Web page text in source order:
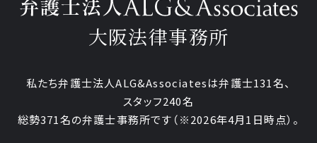
大阪法律事務所
私たち弁護士法人ALG&Associatesは弁護士131名、
スタッフ240名
総勢371名の弁護士事務所です （※2026年4月1日時点）。